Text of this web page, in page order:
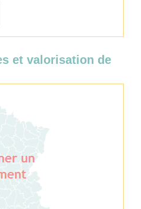
et valorisation de